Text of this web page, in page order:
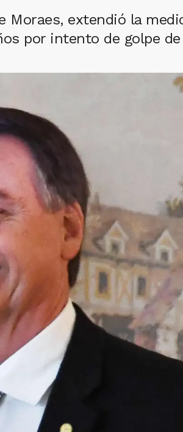
Moraes, extendió la
por intento de golpe